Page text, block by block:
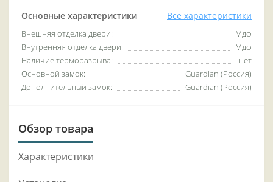
Основные характеристики Все характеристики
Внешняя отделка двери:
Мдф
Внутренняя отделка двери:
Мдф
Наличие терморазрыва:
нет
Основной замок:
Guardian (Россия)
Дополнительный замок:
Guardian (Россия)
Обзор товара
Характеристики